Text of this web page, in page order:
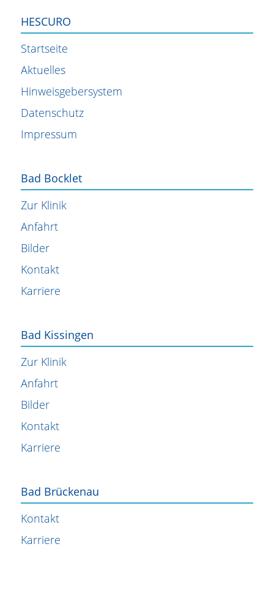
HESCURO
Startseite
Aktuelles
Hinweisgebersystem
Datenschutz
Impressum
Bad Bocklet
Zur Klinik
Anfahrt
Bilder
Kontakt
Karriere
Bad Kissingen
Zur Klinik
Anfahrt
Bilder
Kontakt
Karriere
Bad Brückenau
Kontakt
Karriere